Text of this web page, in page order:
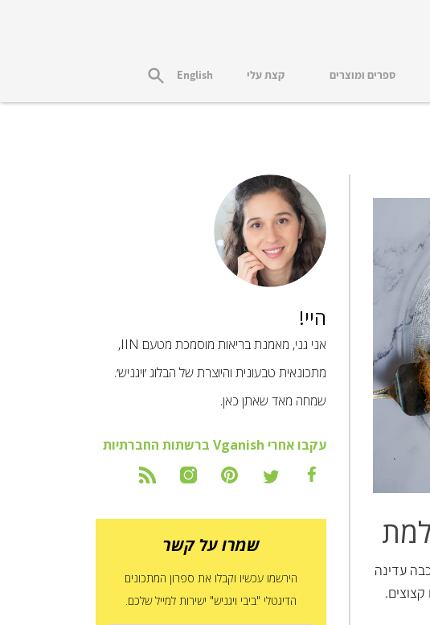
ספרים ומוצרים קצת עלי English
עדינה
היי!
אני גני, מאמנת בריאות מוסמכת מטעם IIN,
מתכונאית טבעונית והיוצרת של הבלוג ׳ויגניש׳.
שמחה מאד שאתן כאן.
עקבו אחרי Vganish ברשתות החברתיות
שמרו על קשר
הירשמו עכשיו וקבלו את ספרון המתכונים
הדיגטלי "ביבי ויגניש" ישירות למייל שלכם.